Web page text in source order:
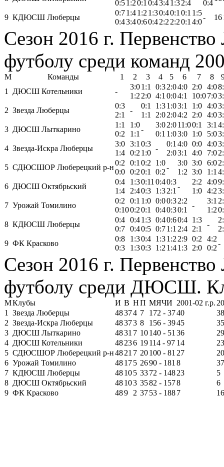
0:51:20:1 0:43:41:32:4
0:4
9 КДЮСШ Люберцы
0:7
0:4
1:4
3:4
1:2
0:6
1:3
0:4
0:4
2:2
0:1
2:2
0:1
0:1
1:5
4:0
- 16
Сезон 2016 г.
футболу среди команд
М Команды 1 2 3 4 5 6 7 8
1
ДЮСШ Котельники -
3:0
1:2
1:1
2:0
0:3
4:1
2:0
0:0
4:0
4:1
2:0
10:0
4:0
7:0
2 Звезда Люберцы
0:3
2:1
-
0:1
1:1
1:3
2:0
1:0
2:0
3:1
4:2
1:0
2:0
4:0
4:0
3 ДЮСШ Лыткарино
1:1
0:2
1:0
1:1
-
3:0
0:1
2:0
1:0
11:0
3:0
0:1
1:0
3:1
5:0
4 Звезда-Искра Люберцы
3:0
1:4
3:1
0:2
0:3
1:0
-
0:1
2:0
4:0
3:1
0:0
4:0
4:0
7:0
5 СДЮСШОР Люберецкий р-н
0:2
0:0
0:1
0:2
0:2
0:1
1:0
0:2
-
3:0
1:2
3:0
3:0
6:0
1:1
6 ДЮСШ Октябрьский
0:4
1:4
1:3
2:4
0:11
0:3
0:4
1:3
0:3
2:1
-
2:2
1:0
4:0
4:2
7 Урожай Томилино
0:2
0:10
0:1
0:2
1:0
0:1
0:0
0:4
0:3
0:3
2:2
0:1
-
3:1
1:2
8 КДЮСШ Люберцы
0:4
0:7
0:4
0:4
1:3
0:5
0:4
0:7
0:6
1:1
0:4
2:4
1:3
2:1
-
9 ФК Красково
0:8
0:3
1:3
1:3
0:4
0:3
1:3
1:2
1:2
1:4
2:9
1:3
0:2
2:0
4:2
0:2
-
Сезон 2016 г.
футболу среди ДЮСШ.
МКлубы И В НП МЯЧИ 2001-02 г.р.
1
Звезда Люберцы 48374 7 172 - 3740
38
2 Звезда-Искра Люберцы 48373 8 156 - 3945
35
3 ДЮСШ Лыткарино 4831 7 10140 - 51 36
29
4 ДЮСШ Котельники 48236 19114 - 97 14
23
5 СДЮСШОР Люберецкий р-н4821 7 20100 - 81 27
20
6 Урожай Томилино 48175 2690 - 181 8
37
7 КДЮСШ Люберцы 48105 3372 - 14823
5
8 ДЮСШ Октябрьский 48103 3582 - 1578
6
9 ФК Красково 489 2 3753 - 1887 16